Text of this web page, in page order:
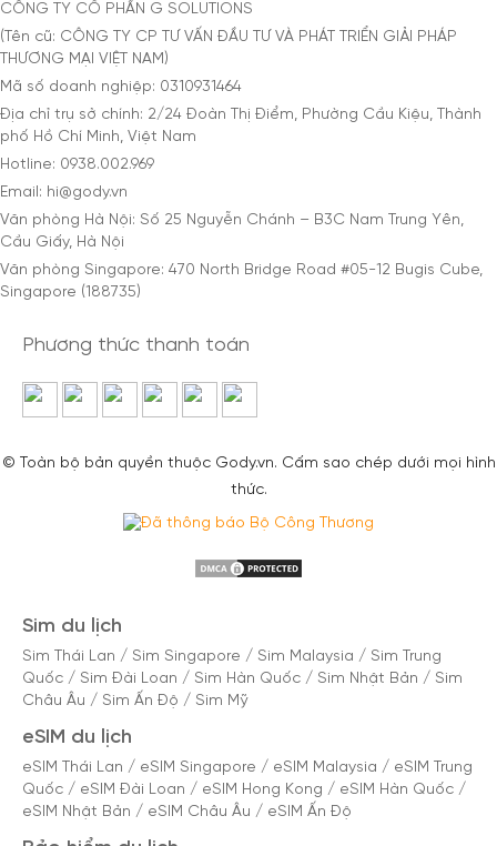
CÔNG TY CỔ PHẦN G SOLUTIONS
(Tên cũ: CÔNG TY CP TƯ VẤN ĐẦU TƯ VÀ PHÁT TRIỂN GIẢI PHÁP
THƯƠNG MẠI VIỆT NAM)
Mã số doanh nghiệp: 0310931464
Địa chỉ trụ sở chính: 2/24 Đoàn Thị Điểm, Phường Cầu Kiệu, Thành
phố Hồ Chí Minh, Việt Nam
Hotline: 0938.002.969
Email: hi@gody.vn
Văn phòng Hà Nội: Số 25 Nguyễn Chánh – B3C Nam Trung Yên,
Cầu Giấy, Hà Nội
Văn phòng Singapore: 470 North Bridge Road #05-12 Bugis Cube,
Singapore (188735)
Phương thức thanh toán
© Toàn bộ bản quyền thuộc Gody.vn. Cấm sao chép dưới mọi hình
thức.
Sim du lịch
Sim Thái Lan / Sim Singapore / Sim Malaysia / Sim Trung
Quốc / Sim Đài Loan / Sim Hàn Quốc / Sim Nhật Bản / Sim
Châu Âu / Sim Ấn Độ / Sim Mỹ
eSIM du lịch
eSIM Thái Lan / eSIM Singapore / eSIM Malaysia / eSIM Trung
Quốc / eSIM Đài Loan / eSIM Hong Kong / eSIM Hàn Quốc /
eSIM Nhật Bản / eSIM Châu Âu / eSIM Ấn Độ